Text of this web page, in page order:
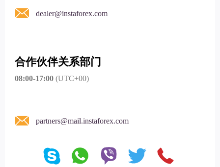
dealer@instaforex.com
合作伙伴关系部门
08:00-17:00 (UTC+00)
partners@mail.instaforex.com